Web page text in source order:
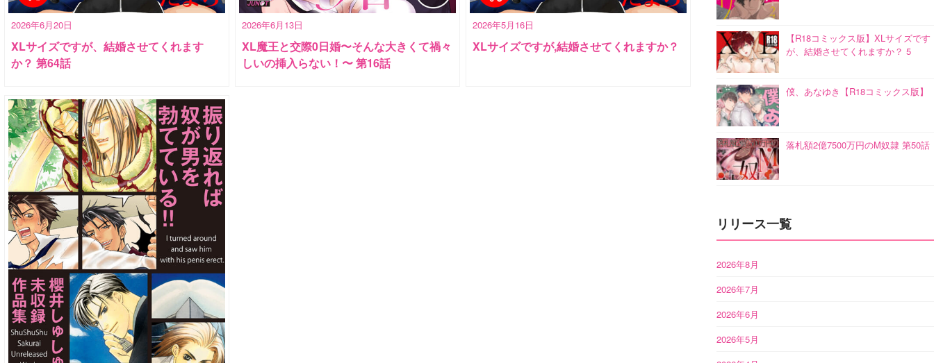
2026年6月20日
XLサイズですが、結婚させてくれます
か？ 第64話
2026年6月13日
XL魔王と交際0日婚〜そんな大きくて禍々
しいの挿入らない！〜 第16話
2026年5月16日
XLサイズですが,結婚させてくれますか？
【R18コミックス版】XLサイズです
が、結婚させてくれますか？ 5
僕、あなゆき【R18コミックス版】
落札額2億7500万円のM奴隷 第50話
リリース一覧
2026年8月
2026年7月
2026年6月
2026年5月